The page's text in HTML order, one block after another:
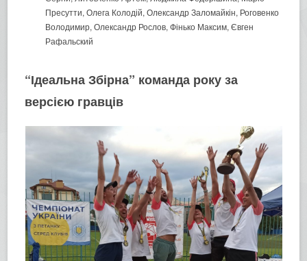
Пресутти, Олега Колодій, Олександр Заломайкін, Роговенко
Володимир, Олександр Рослов, Фінько Максим, Євген
Рафальский
“Ідеальна Збірна” команда року за
версією гравців